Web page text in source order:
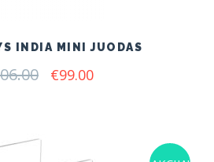
INDIA MINI JUODAS
Original
€99.00Current